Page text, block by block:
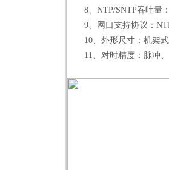
8、NTP/SNTP吞吐量：
9、网口支持协议：NTP/
10、外形尺寸：机架式
11、对时精度：脉冲、B